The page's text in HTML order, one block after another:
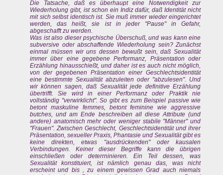
Die Tatsache, daß es überhaupt eine Notwendigkeit zur
Wiederholung gibt, ist schon ein Indiz dafür, daß Identität nicht
mit sich selbst identisch ist. Sie muß immer wieder eingerichtet
werden, das heißt, sie ist in jeder "Pause" in Gefahr,
abgeschafft zu werden.
Was ist also dieser psychische Überschuß, und was kann eine
subversive oder abschaffende Wiederholung sein? Zunächst
einmal müssen wir uns dessen bewußt sein, daß Sexualität
immer über eine gegebene Performanz, Präsentation oder
Erzählung hinausschießt, und daher ist es auch nicht möglich,
von der gegebenen Präsentation einer Geschlechtsidentität
eine bestimmte Sexualität abzuleiten oder "abzulesen". Und
wir können sagen, daß Sexualität jede definitive Erzählung
übertrifft. Sie wird in einer Performanz oder Praktik nie
vollständig "verwirklicht". So gibt es zum Beispiel passive wie
betont maskuline femmes, betont feminine wie aggressive
butches, und am Ende beschreiben all diese Attribute (und
andere) anatomisch mehr oder weniger stabile "Männer" und
"Frauen". Zwischen Geschlecht, Geschlechtsidentität und ihrer
Präsentation, sexueller Praxis, Phantasie und Sexualität gibt es
keine direkten, etwas "ausdrückenden" oder kausalen
Verbindungen. Keiner dieser Begriffe kann die übrigen
einschließen oder deterrninieren. Ein Teil dessen, was
Sexualität konstituiert, ist nämlich genau das, was nicht
erscheint und bis , zu einem gewissen Grad auch niemals